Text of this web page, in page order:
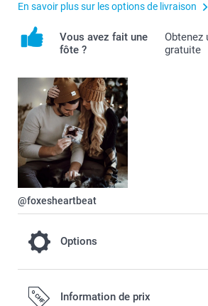
En savoir plus sur les options de livraison
Vous avez fait une
fôte ?
Obtenez
gratuite
@foxesheartbeat
Options
Pour un faire-part encore
Information de prix